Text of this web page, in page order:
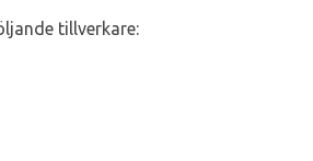
tillverkare: